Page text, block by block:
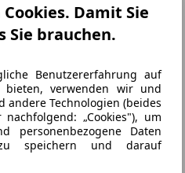
Damit Sie
Sie brauchen.
Benutzererfahrung auf
bieten, verwenden wir und
andere Technologien (beides
„Cookies"), um
personenbezogene Daten
speichern und darauf